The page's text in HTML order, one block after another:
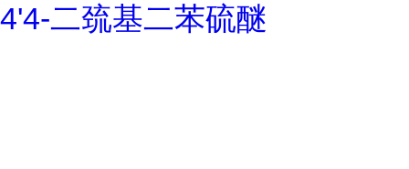
4'4-二巯基二苯硫醚